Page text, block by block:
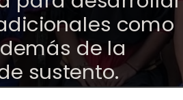
como
de la
sustento.